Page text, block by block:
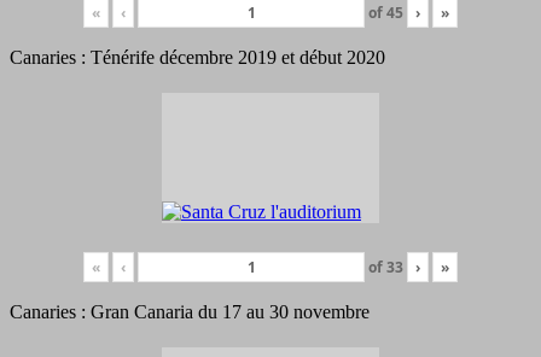
« ‹ of45 › »
Canaries : Ténérife décembre 2019 et début 2020
« ‹ of33 › »
Canaries : Gran Canaria du 17 au 30 novembre